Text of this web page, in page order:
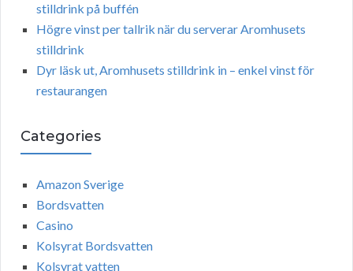
stilldrink på buffén
Högre vinst per tallrik när du serverar Aromhusets
stilldrink
Dyr läsk ut, Aromhusets stilldrink in – enkel vinst för
restaurangen
Categories
Amazon Sverige
Bordsvatten
Casino
Kolsyrat Bordsvatten
Kolsyrat vatten